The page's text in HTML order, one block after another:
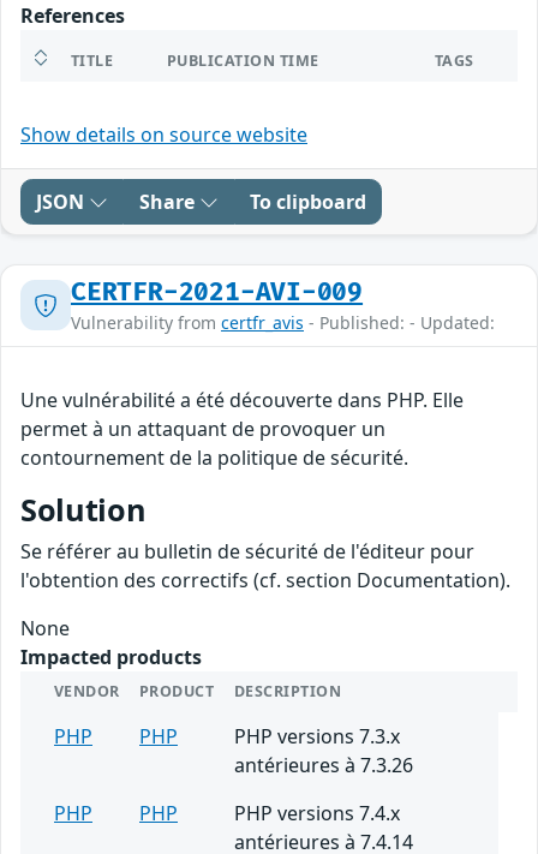
References
TITLE PUBLICATION TIME TAGS
Show details on source website
JSON Share To clipboard
CERTFR-2021-AVI-009
Vulnerability from certfr_avis - Published: - Updated:
Une vulnérabilité a été découverte dans PHP. Elle
permet à un attaquant de provoquer un
contournement de la politique de sécurité.
Solution
Se référer au bulletin de sécurité de l'éditeur pour
l'obtention des correctifs (cf. section Documentation).
None
Impacted products
VENDOR PRODUCT DESCRIPTION
PHP PHP
PHP versions 7.3.x
antérieures à 7.3.26
PHP
PHP
PHP versions 7.4.x
antérieures à 7.4.14